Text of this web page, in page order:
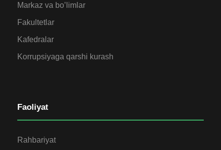
Markaz va bo’limlar
Fakultetlar
Kafedralar
Korrupsiyaga qarshi kurash
Faoliyat
Rahbariyat